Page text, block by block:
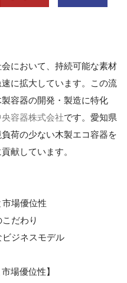
において、持続可能な素材
に拡大しています。この流
容器の開発・製造に特化
央容器株式会社です。愛知県
荷の少ない木製エコ容器を
献しています。
場優位性
だわり
ジネスモデル
場優位性】